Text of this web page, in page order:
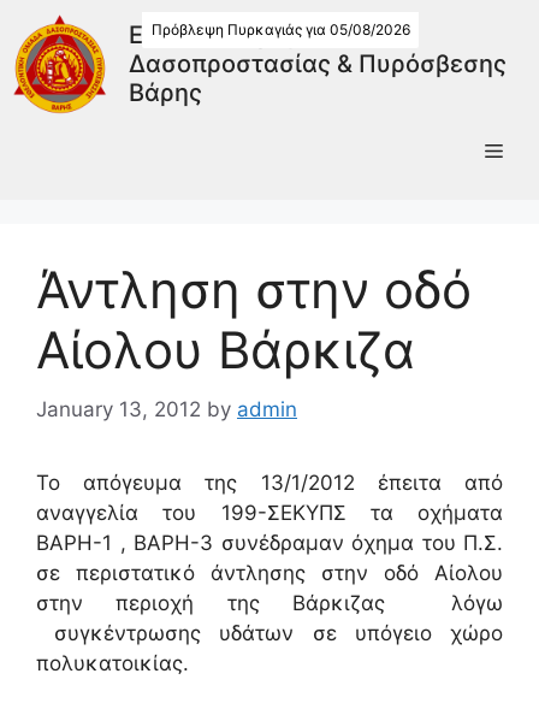
Εθελοντική Ομάδα
Δασοπροστασίας & Πυρόσβεσης
Βάρης
Πρόβλεψη Πυρκαγιάς για 05/08/2026
Άντληση στην οδό
Αίολου Βάρκιζα
January 13, 2012 by admin
Το απόγευμα της 13/1/2012 έπειτα από
αναγγελία του 199-ΣΕΚΥΠΣ τα οχήματα
ΒΑΡΗ-1 , ΒΑΡΗ-3 συνέδραμαν όχημα του Π.Σ.
σε περιστατικό άντλησης στην οδό Αίολου
στην περιοχή της Βάρκιζας λόγω
συγκέντρωσης υδάτων σε υπόγειο χώρο
πολυκατοικίας.